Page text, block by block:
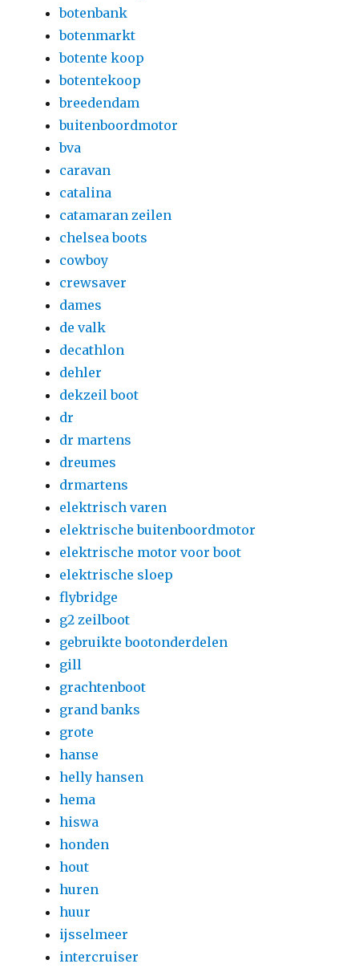
botenbank
botenmarkt
botente koop
botentekoop
breedendam
buitenboordmotor
bva
caravan
catalina
catamaran zeilen
chelsea boots
cowboy
crewsaver
dames
de valk
decathlon
dehler
dekzeil boot
dr
dr martens
dreumes
drmartens
elektrisch varen
elektrische buitenboordmotor
elektrische motor voor boot
elektrische sloep
flybridge
g2 zeilboot
gebruikte bootonderdelen
gill
grachtenboot
grand banks
grote
hanse
helly hansen
hema
hiswa
honden
hout
huren
huur
ijsselmeer
intercruiser